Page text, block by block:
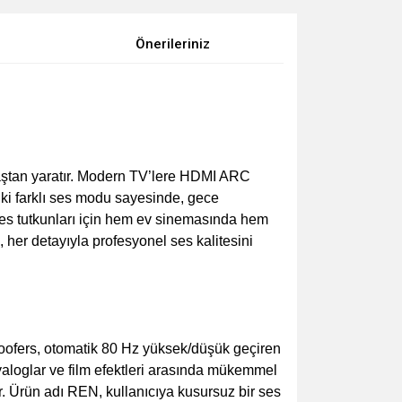
Önerileriniz
yaratır. Modern TV’lere HDMI ARC
farklı ses modu sayesinde, gece
tutkunları için hem ev sinemasında hem
her detayıyla profesyonel ses kalitesini
otomatik 80 Hz yüksek/düşük geçiren
ve film efektleri arasında mükemmel
adı REN, kullanıcıya kusursuz bir ses